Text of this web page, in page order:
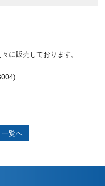
に販売しております。
一覧へ